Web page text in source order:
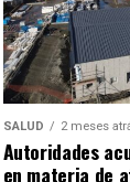
SALUD 2 meses
Autoridades
en materia de